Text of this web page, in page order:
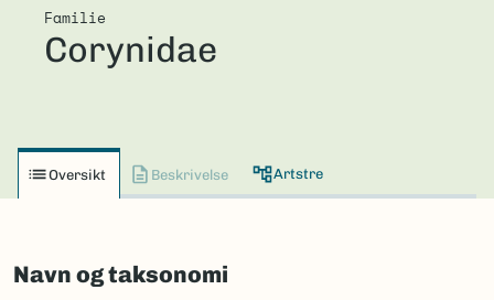
Familie
Corynidae
Oversikt Beskrivelse Artstre
Navn og taksonomi